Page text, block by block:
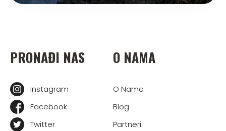
PRONAĐI NAS
Instagram
Facebook
Twitter
O NAMA
O Nama
Blog
Partneri